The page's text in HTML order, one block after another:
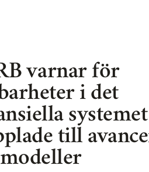
varnar för
i det
systemet
till